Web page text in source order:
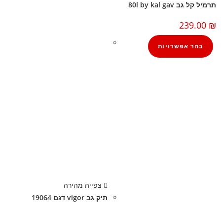
תרמיל קל גב 80l by kal gav
239.00 ₪
בחר אפשרויות
צפייה מהירה
תיק גב vigor דגם 19064